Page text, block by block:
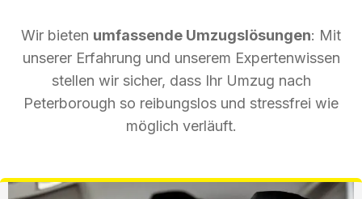
Wir bieten umfassende Umzugslösungen: Mit
unserer Erfahrung und unserem Expertenwissen
stellen wir sicher, dass Ihr Umzug nach
Peterborough so reibungslos und stressfrei wie
möglich verläuft.